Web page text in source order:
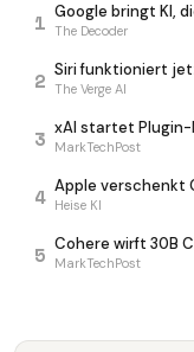
lacht
Latent Space
Ideogram 4.0 knackt
1 Google bringt KI,
The Decoder
2 Siri funktioniert
The Verge AI
3 xAI startet Plugin-
MarkTechPost
4 Apple verschenkt
Heise KI
5 Cohere wirft 30B
MarkTechPost